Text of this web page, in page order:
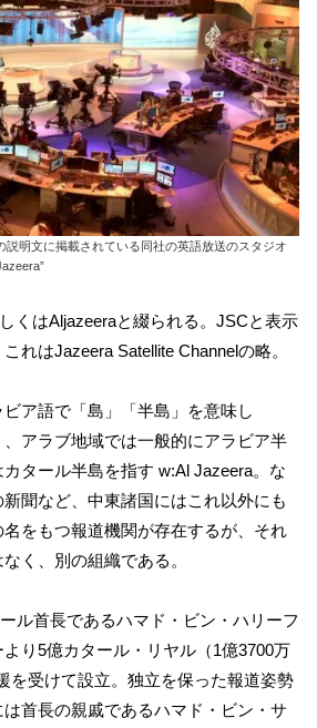
説明文に掲載されている同社の英語放送のスタジオ
くはAljazeeraと綴られる。JSCと表示
れはJazeera Satellite Channelの略。
ビア語で「島」「半島」を意味し
、アラブ地域では一般的にアラビア半
タール半島を指す w:Al Jazeera。な
聞など、中東諸国にはこれ以外にも
名をもつ報道機関が存在するが、それ
く、別の組織である。
ル首長であるハマド・ビン・ハリーフ
り5億カタール・リヤル（1億3700万
を受けて設立。独立を保った報道姿勢
首長の親戚であるハマド・ビン・サ